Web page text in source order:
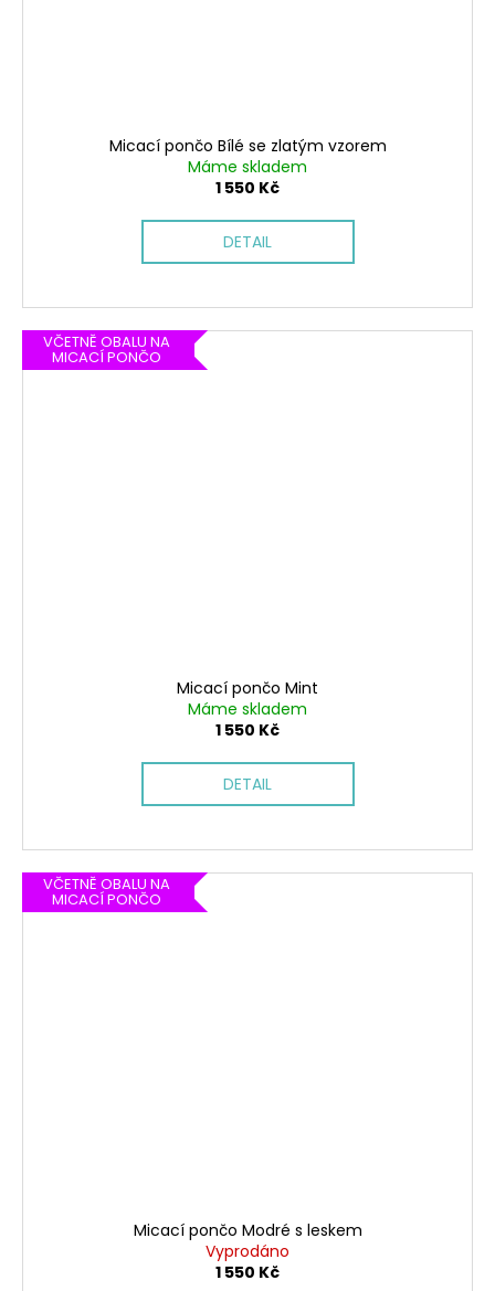
Micací pončo Bílé se zlatým vzorem
Máme skladem
1 550 Kč
DETAIL
VČETNĚ OBALU NA
MICACÍ PONČO
Micací pončo Mint
Máme skladem
1 550 Kč
DETAIL
VČETNĚ OBALU NA
MICACÍ PONČO
Micací pončo Modré s leskem
Vyprodáno
1 550 Kč